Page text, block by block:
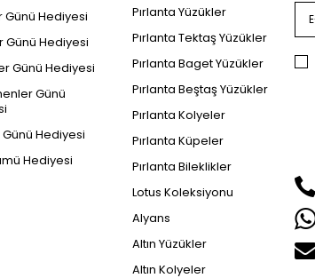
Günü Hediyesi
Günü Hediyesi
Günü Hediyesi
Günü
Hediyesi
Hediyesi
Pırlanta Yüzükler
Pırlanta Tektaş Yüzükler
Pırlanta Baget Yüzükler
Pırlanta Beştaş Yüzükler
Pırlanta Kolyeler
Pırlanta Küpeler
Pırlanta Bileklikler
Lotus Koleksiyonu
Alyans
Altın Yüzükler
Altın Kolyeler